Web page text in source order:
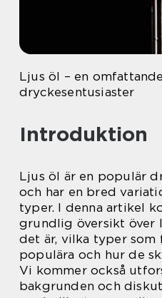
Ljus öl – en
dryckesentusiaster
Introduktion
Ljus öl är en populär
och har en bred
typer. I denna artikel
grundlig översikt över
det är, vilka typer som
populära och hur de
Vi kommer också
bakgrunden och